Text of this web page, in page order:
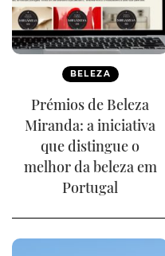
BELEZA
Prémios de Beleza
Miranda: a iniciativa
que distingue o
melhor da beleza em
Portugal